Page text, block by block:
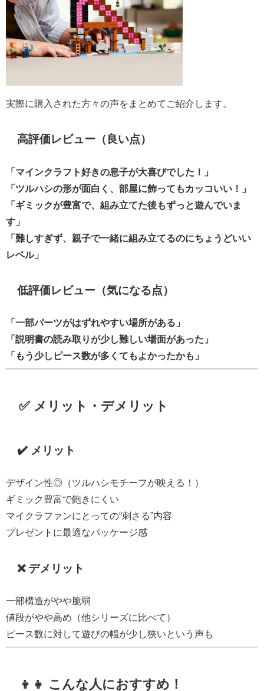
実際に購入された方々の声をまとめてご紹介します。
高評価レビュー（良い点）
「マインクラフト好きの息子が大喜びでした！」
「ツルハシの形が面白く、部屋に飾ってもカッコいい！」
「ギミックが豊富で、組み立てた後もずっと遊んでいま
す」
「難しすぎず、親子で一緒に組み立てるのにちょうどいい
レベル」
低評価レビュー（気になる点）
「一部パーツがはずれやすい場所がある」
「説明書の読み取りが少し難しい場面があった」
「もう少しピース数が多くてもよかったかも」
✅ メリット・デメリット
✔️ メリット
デザイン性◎（ツルハシモチーフが映える！）
ギミック豊富で飽きにくい
マイクラファンにとっての“刺さる”内容
プレゼントに最適なパッケージ感
❌ デメリット
一部構造がやや脆弱
値段がやや高め（他シリーズに比べて）
ピース数に対して遊びの幅が少し狭いという声も
👦👧 こんな人におすすめ！